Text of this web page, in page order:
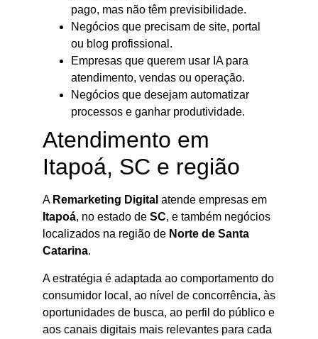
pago, mas não têm previsibilidade.
Negócios que precisam de site, portal
ou blog profissional.
Empresas que querem usar IA para
atendimento, vendas ou operação.
Negócios que desejam automatizar
processos e ganhar produtividade.
Atendimento em
Itapoá, SC e região
A Remarketing Digital atende empresas em
Itapoá, no estado de SC, e também negócios
localizados na região de Norte de Santa
Catarina.
A estratégia é adaptada ao comportamento do
consumidor local, ao nível de concorrência, às
oportunidades de busca, ao perfil do público e
aos canais digitais mais relevantes para cada